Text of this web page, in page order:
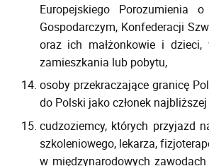
Europejskiego
Gospodarczym, Konfederacji
oraz ich małżonkowie i
zamieszkania lub pobytu,
osoby przekraczające granicę
do Polski jako członek
cudzoziemcy, których przyjazd
szkoleniowego, lekarza,
w międzynarodowych